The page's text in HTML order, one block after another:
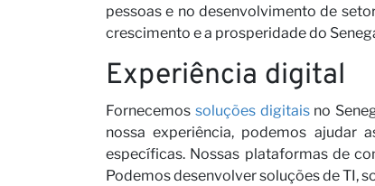
pessoas e no desenvolvimento de
crescimento e a prosperidade do
Experiência digital
Fornecemos soluções digitaisno
nossa experiência, podemos ajudar
específicas. Nossas plataformas de
Podemos desenvolver soluções de TI,